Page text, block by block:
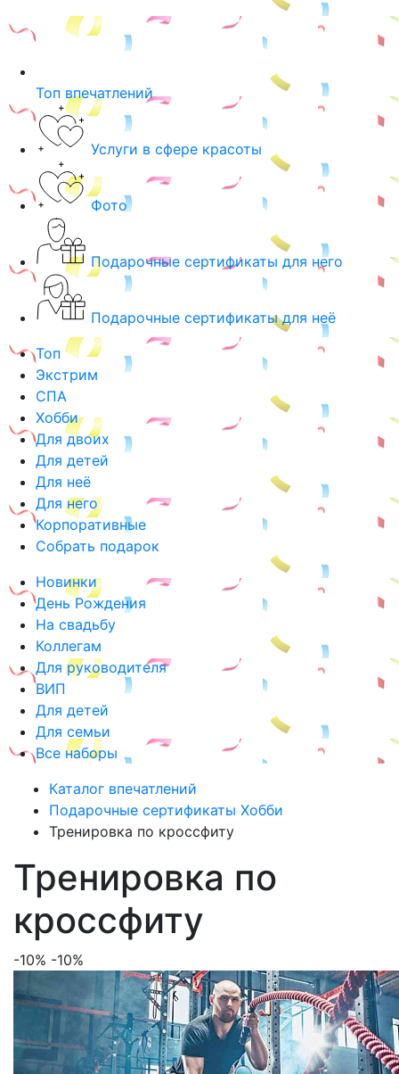
Топ впечатлений
Услуги в сфере красоты
Фото
Подарочные сертификаты для него
Подарочные сертификаты для неё
Топ
Экстрим
СПА
Хобби
Для двоих
Для детей
Для неё
Для него
Корпоративные
Собрать подарок
Новинки
День Рождения
На свадьбу
Коллегам
Для руководителя
ВИП
Для детей
Для семьи
Все наборы
Каталог впечатлений
Подарочные сертификаты Хобби
Тренировка по кроссфиту
Тренировка по
кроссфиту
-10% -10%